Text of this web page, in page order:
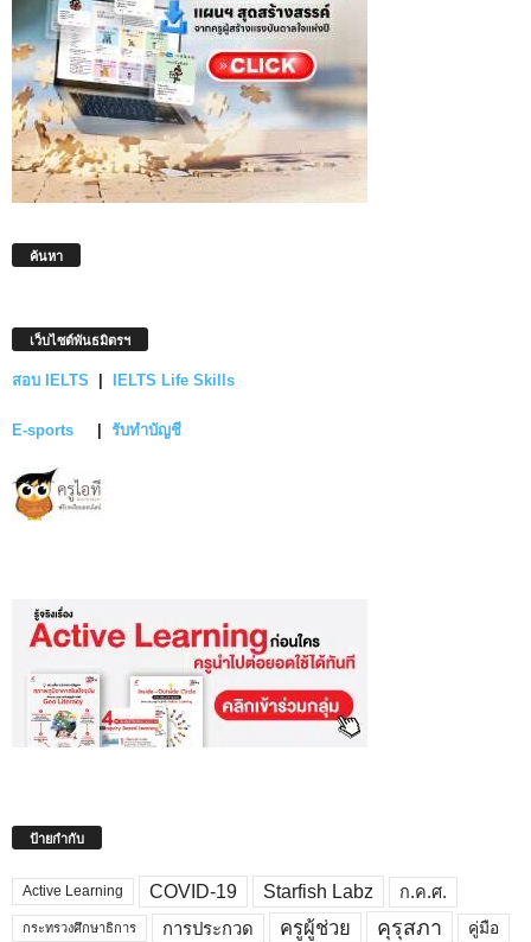
ค้นหา
เว็บไซต์พันธมิตรฯ
สอบ IELTS IELTS Life Skills
E-sports รับทำบัญชี
ป้ายกำกับ
Active Learning COVID-19 Starfish Labz ก.ค.ศ.
กระทรวงศึกษาธิการ การประกวด ครูผู้ช่วย คุรุสภา คู่มือ